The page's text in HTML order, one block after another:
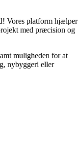
Vores platform hjælper
med præcision og
muligheden for at
nybyggeri eller